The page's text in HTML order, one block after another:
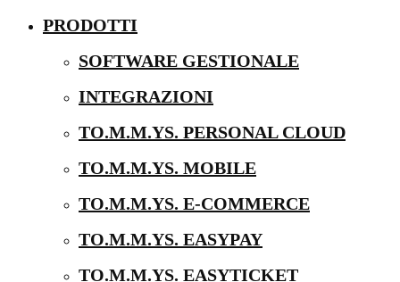
PRODOTTI
SOFTWARE GESTIONALE
INTEGRAZIONI
TO.M.M.YS. PERSONAL CLOUD
TO.M.M.YS. MOBILE
TO.M.M.YS. E-COMMERCE
TO.M.M.YS. EASYPAY
TO.M.M.YS. EASYTICKET